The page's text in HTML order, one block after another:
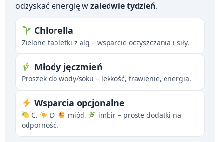
odzyskać energię wzaledwie tydzień.
Chlorella
Zielone tabletki z alg – wsparcie oczyszczania i siły.
Młody jęczmień
Proszek do wody/soku – lekkość, trawienie, energia.
Wsparcia opcjonalne
C, D, miód,
imbir – proste dodatki na
odporność.